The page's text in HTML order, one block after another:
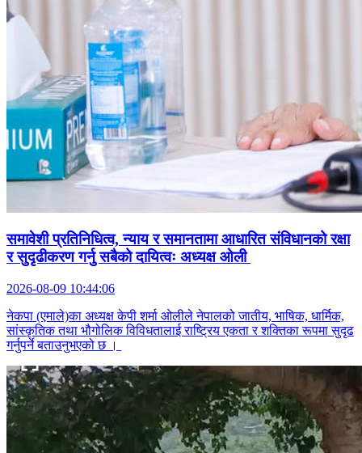
समावेशी प्रतिनिधित्व, न्याय र समानतामा आधारित संविधानको रक्षा
र सुदृढीकरण गर्नु सबैको दायित्वः अध्यक्ष ओली
2026-08-09 10:44:06
नेकपा (एमाले)का अध्यक्ष केपी शर्मा ओलीले नेपालको जातीय, भाषिक, धार्मिक,
सांस्कृतिक तथा भौगोलिक विविधतालाई राष्ट्रिय एकता र शक्तिका रूपमा सुदृढ
गर्नुपर्ने बताउनुभएको छ ।